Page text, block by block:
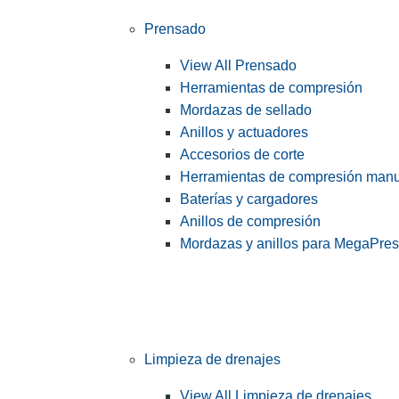
Prensado
View All Prensado
Herramientas de compresión
Mordazas de sellado
Anillos y actuadores
Accesorios de corte
Herramientas de compresión
Baterías y cargadores
Anillos de compresión
Mordazas y anillos para
Limpieza de drenajes
View All Limpieza de drenajes